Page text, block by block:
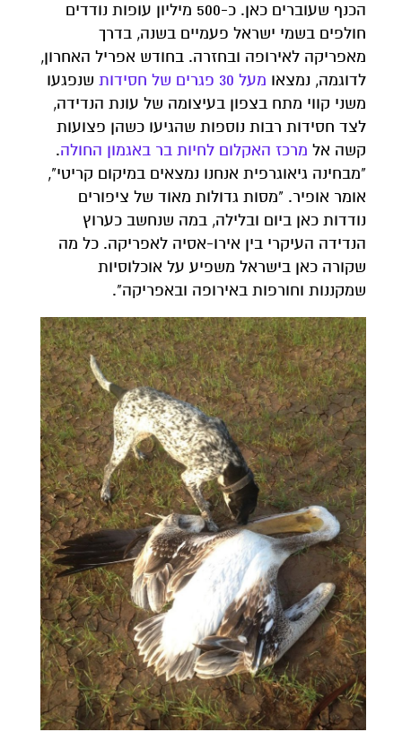
הכנף שעוברים כאן. כ-500 מיליון עופות נודדים
חולפים בשמי ישראל פעמיים בשנה, בדרך
מאפריקה לאירופה ובחזרה. בחודש אפריל האחרון,
לדוגמה, נמצאו מעל 30 פגרים של חסידות
שנפגעו
משני קווי מתח בצפון בעיצומה של עונת הנדידה,
לצד חסידות רבות נוספות שהגיעו כשהן פצועות
קשה אל מרכז האקלום לחיות בר באגמון החולה.
"מבחינה גיאוגרפית אנחנו נמצאים במיקום קריטי",
אומר אופיר. "מסות גדולות מאוד של ציפורים
נודדות כאן ביום ובלילה, במה שנחשב כערוץ
הנדידה העיקרי בין אירו-אסיה לאפריקה. כל מה
שקורה כאן בישראל משפיע על אוכלוסיות
שמקננות וחורפות באירופה ובאפריקה".